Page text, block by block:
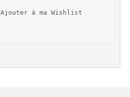
i
é
t
s
Ajouter à ma Wishlist